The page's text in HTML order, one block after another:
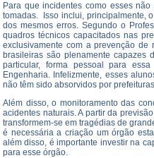
Para que incidentes como esses
tomadas. Isso inclui, principalmente,
dos mesmos erros. Segundo o
quadros técnicos capacitados nas
exclusivamente com a prevenção
brasileiras são plenamente capazes
particular, forma pessoal para
Engenharia. Infelizmente, esses
não têm sido absorvidos por
Além disso, o monitoramento das
acidentes naturais. A partir da
transformem-se em tragédias de
é necessária a criação um órgão
além disso, é importante investir na
para esse órgão.